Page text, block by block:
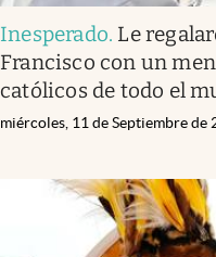
Inesperado. Le
Francisco con un
católicos de todo el
miércoles, 11 de Septiembre de